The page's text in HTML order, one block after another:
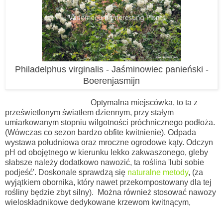
Philadelphus virginalis - Jaśminowiec panieński -
Boerenjasmijn
Optymalna miejscówka, to ta z
prześwietlonym światłem dziennym, przy stałym
umiarkowanym stopniu wilgotności próchnicznego podłoża.
(Wówczas co sezon bardzo obfite kwitnienie). Odpada
wystawa południowa oraz mroczne ogrodowe kąty. Odczyn
pH od obojętnego w kierunku lekko zakwaszonego, gleby
słabsze należy dodatkowo nawozić, ta roślina 'lubi sobie
podjeść'. Doskonale sprawdzą się naturalne metody, (za
wyjątkiem obornika, który nawet przekompostowany dla tej
rośliny będzie zbyt silny). Można również stosować nawozy
wieloskładnikowe dedykowane krzewom kwitnącym,